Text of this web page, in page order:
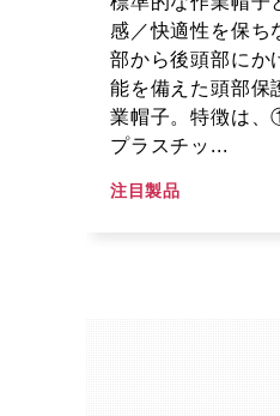
感／快適性を保ち
部から後頭部にか
能を備えた頭部保
業帽子。特徴は、
プラスチッ...
注目製品